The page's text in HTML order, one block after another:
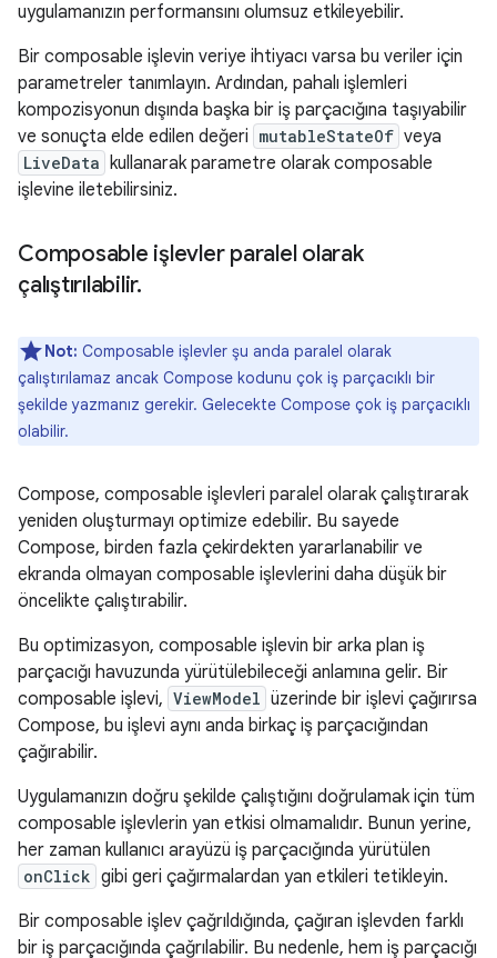
uygulamanızın performansını olumsuz etkileyebilir.
Bir composable işlevin veriye ihtiyacı varsa bu veriler için
parametreler tanımlayın. Ardından, pahalı işlemleri
kompozisyonun dışında başka bir iş parçacığına taşıyabilir
ve sonuçta elde edilen değeri mutableStateOf veya
LiveData kullanarak parametre olarak composable
işlevine iletebilirsiniz.
Composable işlevler paralel olarak
çalıştırılabilir.
Not: Composable işlevler şu anda paralel olarak
çalıştırılamaz ancak Compose kodunu çok iş parçacıklı bir
şekilde yazmanız gerekir. Gelecekte Compose çok iş parçacıklı
olabilir.
Compose, composable işlevleri paralel olarak çalıştırarak
yeniden oluşturmayı optimize edebilir. Bu sayede
Compose, birden fazla çekirdekten yararlanabilir ve
ekranda olmayan composable işlevlerini daha düşük bir
öncelikte çalıştırabilir.
Bu optimizasyon, composable işlevin bir arka plan iş
parçacığı havuzunda yürütülebileceği anlamına gelir. Bir
composable işlevi, ViewModel üzerinde bir işlevi çağırırsa
Compose, bu işlevi aynı anda birkaç iş parçacığından
çağırabilir.
Uygulamanızın doğru şekilde çalıştığını doğrulamak için tüm
composable işlevlerin yan etkisi olmamalıdır. Bunun yerine,
her zaman kullanıcı arayüzü iş parçacığında yürütülen
onClick gibi geri çağırmalardan yan etkileri tetikleyin.
Bir composable işlev çağrıldığında, çağıran işlevden farklı
bir iş parçacığında çağrılabilir. Bu nedenle, hem iş parçacığı